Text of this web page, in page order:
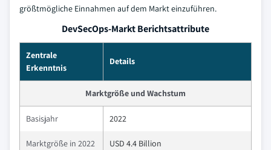
größtmögliche Einnahmen auf dem Markt einzuführen.
DevSecOps-Markt Berichtsattribute
Zentrale
Erkenntnis
Details
Marktgröße und Wachstum
Basisjahr 2022
Marktgröße in 2022 USD 4.4 Billion